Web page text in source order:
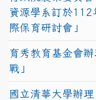
資源學系訂於
際保育研討會」
育秀教育基金會
戰」
國立清華大學辦